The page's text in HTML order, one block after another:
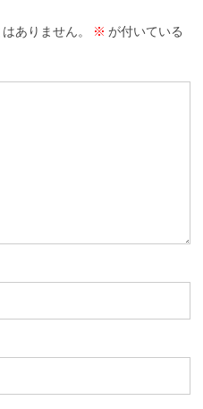
ありません。 ※ が付いている